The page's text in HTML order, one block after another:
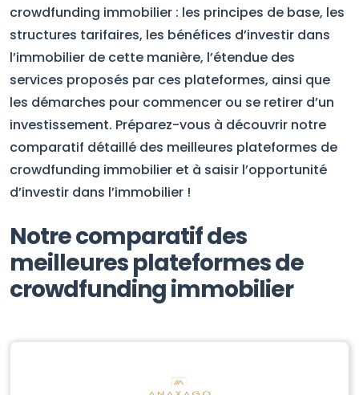
crowdfunding immobilier : les principes de base, les
structures tarifaires, les bénéfices d’investir dans
l’immobilier de cette manière, l’étendue des
services proposés par ces plateformes, ainsi que
les démarches pour commencer ou se retirer d’un
investissement. Préparez-vous à découvrir notre
comparatif détaillé des meilleures plateformes de
crowdfunding immobilier et à saisir l’opportunité
d’investir dans l’immobilier !
Notre comparatif des
meilleures plateformes de
crowdfunding immobilier